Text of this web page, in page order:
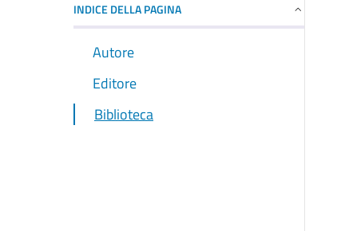
INDICE DELLA PAGINA
Autore
Editore
Biblioteca